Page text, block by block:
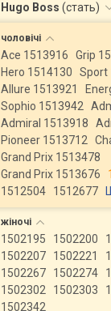
Hugo Boss (стать)
чоловічі
Ace 1513916
Grip
Hero 1514130
Sport
Allure 1513921
Sophio 1513942
Admiral 1513918
Pioneer 1513712
Grand Prix 1513478
Grand Prix 1513676
1512504
1512677
жіночі
1502195 1502200
1502207
1502221
1502267
1502274
1502302
1502303
1502342